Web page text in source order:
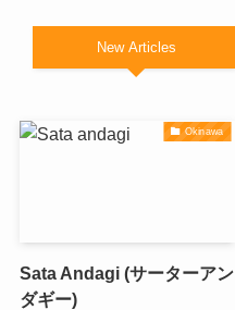
New Articles
Okinawa
Sata Andagi (サーターアン
ダギー)